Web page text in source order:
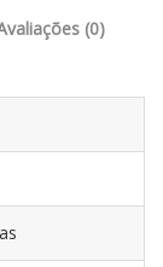
(0)